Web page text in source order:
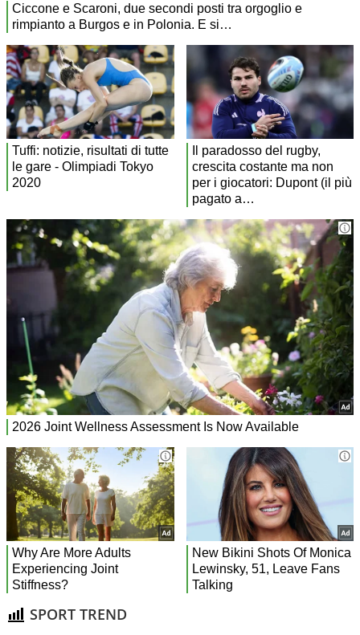
SPORT TREND